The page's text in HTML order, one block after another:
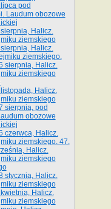
pod
Laudum obozowe
Halicz.
ziemskiego
Halicz.
ziemskiego.
sierpnia, Halicz.
ziemskiego
Halicz.
ziemskiego
sierpnia, pod
obozowe
czerwca, Halicz.
ziemskiego. 47.
Halicz.
ziemskiego
stycznia, Halicz.
ziemskiego
Halicz.
ziemskiego